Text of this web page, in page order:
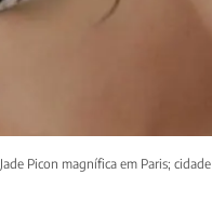
Jade Picon magnífica em Paris;